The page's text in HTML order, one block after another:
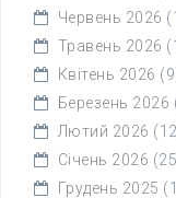
Червень 2026
Травень 2026
Квітень 2026
Березень 2026
Лютий 2026
Січень 2026
Грудень 2025